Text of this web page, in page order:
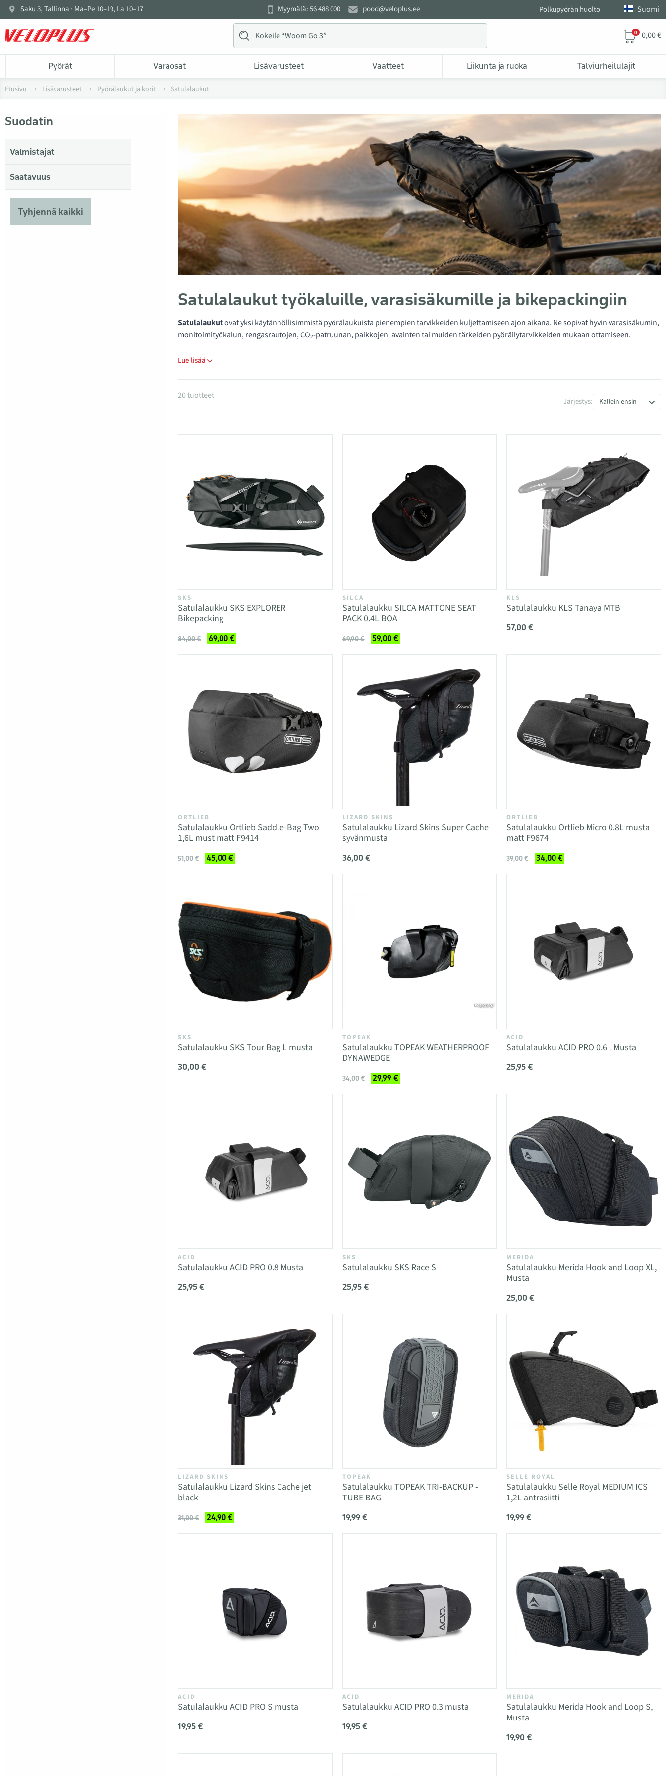
Saku 3, Tallinna · Ma–Pe 10–19, La 10–17 Myymälä: 56 488 000 pood@veloplus.ee Polkupyörän huolto Suomi
0 0,00 €
Pyörät Varaosat Lisävarusteet Vaatteet Liikunta ja ruoka Talviurheilulajit
Etusivu Lisävarusteet Pyörälaukut ja korit Satulalaukut
Satulalaukut työkaluille, varasisäkumille ja bikepackingiin
Satulalaukutovat yksi käytännöllisimmistä pyörälaukuista pienempien tarvikkeiden kuljettamiseen ajon aikana. Ne sopivat hyvin varasisäkumin,
monitoimityökalun, rengasrautojen, CO₂-patruunan, paikkojen, avainten tai muiden tärkeiden pyöräilytarvikkeiden mukaan ottamiseen.
Lue lisää
Suodatin
Valmistajat
Saatavuus
Tyhjennä kaikki
Tuotteet kategoriassa Satulalaukut
20 tuotteet
Järjestys: Kallein ensin
SKS
Satulalaukku SKS EXPLORER
Bikepacking
84,00 € 69,00 €
SILCA
Satulalaukku SILCA MATTONE SEAT
PACK 0.4L BOA
69,90 € 59,00 €
KLS
Satulalaukku KLS Tanaya MTB
57,00 €
ORTLIEB
Satulalaukku Ortlieb Saddle-Bag Two
1,6L must matt F9414
51,00 € 45,00 €
LIZARD SKINS
Satulalaukku Lizard Skins Super Cache
syvänmusta
36,00 €
ORTLIEB
Satulalaukku Ortlieb Micro 0.8L musta
matt F9674
39,00 € 34,00 €
SKS
Satulalaukku SKS Tour Bag L musta
30,00 €
TOPEAK
Satulalaukku TOPEAK WEATHERPROOF
DYNAWEDGE
34,00 € 29,99 €
ACID
Satulalaukku ACID PRO 0.6 l Musta
25,95 €
ACID
Satulalaukku ACID PRO 0.8 Musta
25,95 €
SKS
Satulalaukku SKS Race S
25,95 €
MERIDA
Satulalaukku Merida Hook and Loop XL,
Musta
25,00 €
LIZARD SKINS
Satulalaukku Lizard Skins Cache jet
black
31,00 € 24,90 €
TOPEAK
Satulalaukku TOPEAK TRI-BACKUP -
TUBE BAG
19,99 €
SELLE ROYAL
Satulalaukku Selle Royal MEDIUM ICS
1,2L antrasiitti
19,99 €
ACID
Satulalaukku ACID PRO S musta
19,95 €
ACID
Satulalaukku ACID PRO 0.3 musta
19,95 €
MERIDA
Satulalaukku Merida Hook and Loop S,
Musta
19,90 €